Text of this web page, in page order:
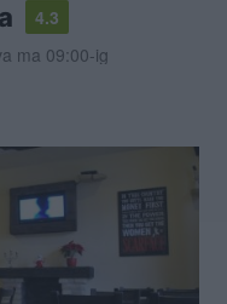
4.3
ma 09:00-ig